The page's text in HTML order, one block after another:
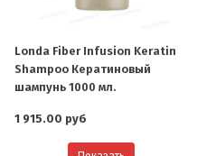
Londa Fiber Infusion Keratin
Shampoo Кератиновый
шампунь 1000 мл.
1 915.00 руб